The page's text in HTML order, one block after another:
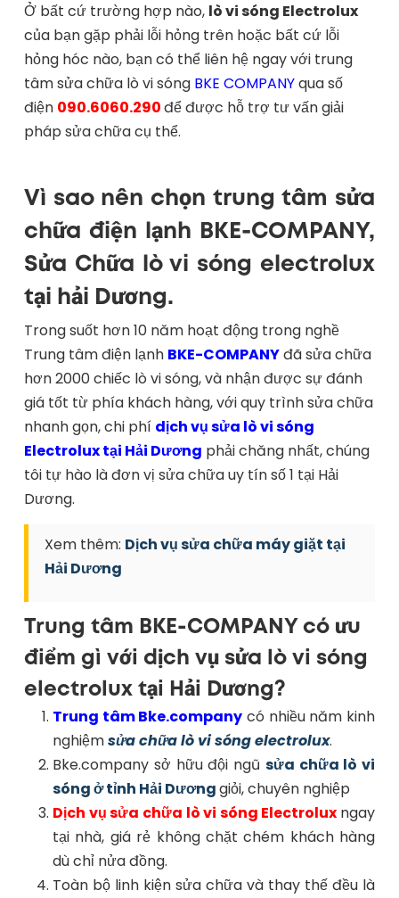
Ở bất cứ trường hợp nào, lò vi sóng Electrolux
của bạn gặp phải lỗi hỏng trên hoặc bất cứ lỗi
hỏng hóc nào, bạn có thể liên hệ ngay với trung
tâm sửa chữa lò vi sóng BKE COMPANYqua số
điện 090.6060.290để được hỗ trợ tư vấn giải
pháp sửa chữa cụ thể.
Vì sao nên chọn trung tâm sửa
chữa điện lạnh BKE-COMPANY,
Sửa Chữa lò vi sóng electrolux
tại hải Dương.
Trong suốt hơn 10 năm hoạt động trong nghề
Trung tâm điện lạnh BKE-COMPANYđã sửa chữa
hơn 2000 chiếc lò vi sóng, và nhận được sự đánh
giá tốt từ phía khách hàng, với quy trình sửa chữa
nhanh gọn, chi phí dịch vụ sửa lò vi sóng
Electrolux tại Hải Dương phải chăng nhất, chúng
tôi tự hào là đơn vị sửa chữa uy tín số 1 tại Hải
Dương.
Xem thêm: Dịch vụ sửa chữa máy giặt tại
Hải Dương
Trung tâm BKE-COMPANY có ưu
điểm gì với dịch vụ sửa lò vi sóng
electrolux tại Hải Dương?
Trung tâm Bke.company có nhiều năm kinh
nghiệmsửa chữa lò vi sóng electrolux.
Bke.company sở hữu đội ngũ sửa chữa lò vi
sóng ở tỉnh Hải Dươnggiỏi, chuyên nghiệp
Dịch vụ sửa chữa lò vi sóng Electrolux ngay
tại nhà, giá rẻ không chặt chém khách hàng
dù chỉ nửa đồng.
Toàn bộ linh kiện sửa chữa và thay thế đều là